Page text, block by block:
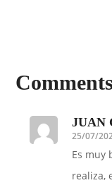
Comments
JUAN
25/07/
Es muy
realiza,